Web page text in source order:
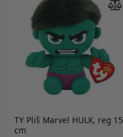
TY Pliš Marvel HULK, reg 15
cm